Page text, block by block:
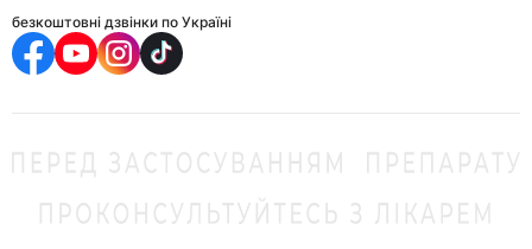
безкоштовні дзвінки по Україні